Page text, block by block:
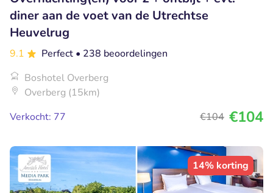
diner aan de voet van de Utrechtse
Heuvelrug
9.1 Perfect • 238 beoordelingen
Boshotel Overberg
Overberg (15km)
Verkocht: 77
€104 €104
14% korting